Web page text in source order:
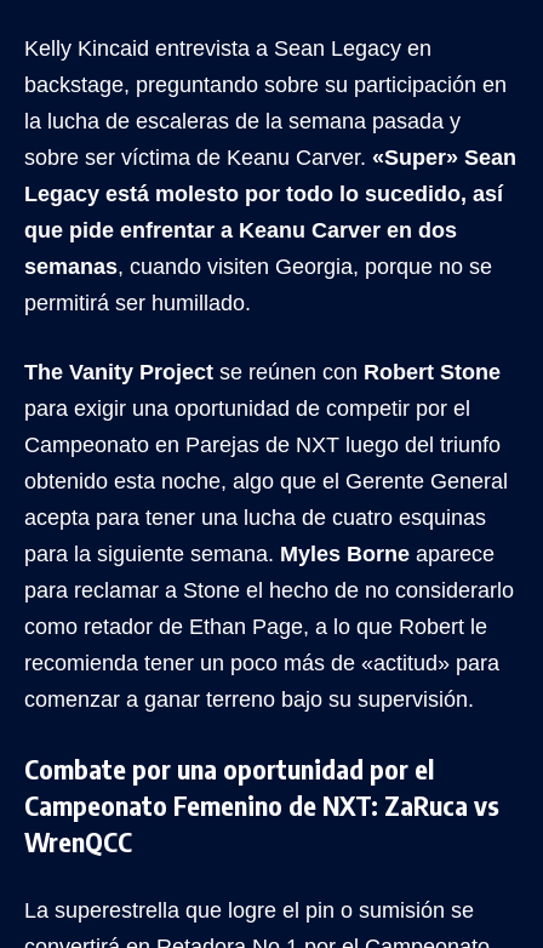
Kelly Kincaid entrevista a Sean Legacy en
backstage, preguntando sobre su participación en
la lucha de escaleras de la semana pasada y
sobre ser víctima de Keanu Carver. «Super» Sean
Legacy está molesto por todo lo sucedido, así
que pide enfrentar a Keanu Carver en dos
semanas, cuando visiten Georgia, porque no se
permitirá ser humillado.
The Vanity Project se reúnen con Robert Stone
para exigir una oportunidad de competir por el
Campeonato en Parejas de NXT luego del triunfo
obtenido esta noche, algo que el Gerente General
acepta para tener una lucha de cuatro esquinas
para la siguiente semana. Myles Borne aparece
para reclamar a Stone el hecho de no considerarlo
como retador de Ethan Page, a lo que Robert le
recomienda tener un poco más de «actitud» para
comenzar a ganar terreno bajo su supervisión.
Combate por una oportunidad por el
Campeonato Femenino de NXT: ZaRuca vs
WrenQCC
La superestrella que logre el pin o sumisión se